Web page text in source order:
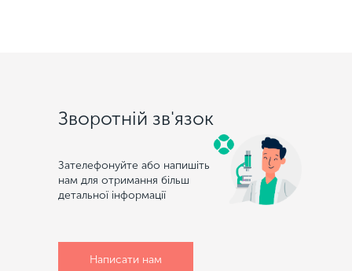
Зворотній зв'язок
Зателефонуйте або напишіть
нам для отримання більш
детальної інформації
Написати нам